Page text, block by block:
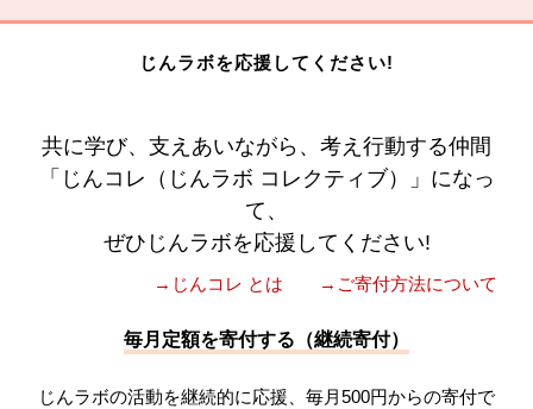
じんラボを応援してください!
共に学び、支えあいながら、考え行動する仲間
「じんコレ（じんラボ コレクティブ）」になっ
て、
ぜひじんラボを応援してください!
→じんコレ とは →ご寄付方法について
毎月定額を寄付する（継続寄付）
じんラボの活動を継続的に応援、毎月500円からの寄付で